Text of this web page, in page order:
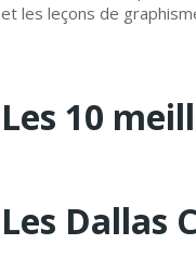
et les leçons de
Les 10
Les Dallas